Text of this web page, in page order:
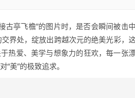
古亭飞檐”的图片时，是否会瞬间被击中
界处，绽放出跨越次元的绝美光彩，
热爱、美学与想象力的狂欢，每一张
美”的极致追求。